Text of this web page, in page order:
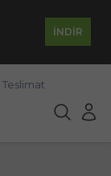
İNDİR
Teslimat